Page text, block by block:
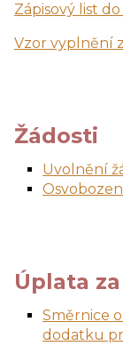
Zápisový list
Vzor vyplnění
Žádosti
Uvolnění
Úplata za
Směrnice
dodatku